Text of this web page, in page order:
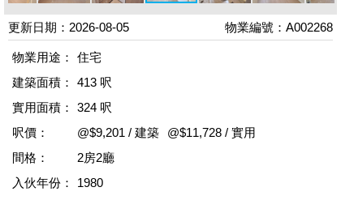
更新日期：2026-08-05 物業編號：A002268
物業用途：
住宅
建築面積：
413 呎
實用面積：
324 呎
呎價：
@$9,201 / 建築
@$11,728 / 實用
間格：
2房2廳
入伙年份：
1980